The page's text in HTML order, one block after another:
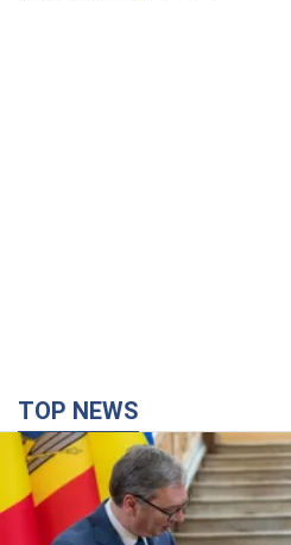
TOP NEWS